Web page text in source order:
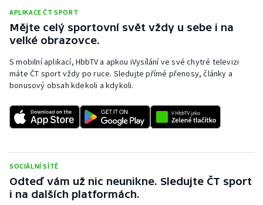
Ragby
Rychlobruslení
Rychlostní kanoistika
Short track
Stolní tenis
Triatlon
APLIKACE ČT SPORT
Mějte celý sportovní svět vždy u sebe i na
velké obrazovce.
S mobilní aplikací, HbbTV a apkou iVysílání ve své chytré televizi
máte ČT sport vždy po ruce. Sledujte přímé přenosy, články a
bonusový obsah kdekoli a kdykoli.
SOCIÁLNÍ SÍTĚ
Odteď vám už nic neunikne. Sledujte ČT sport
i na dalších platformách.